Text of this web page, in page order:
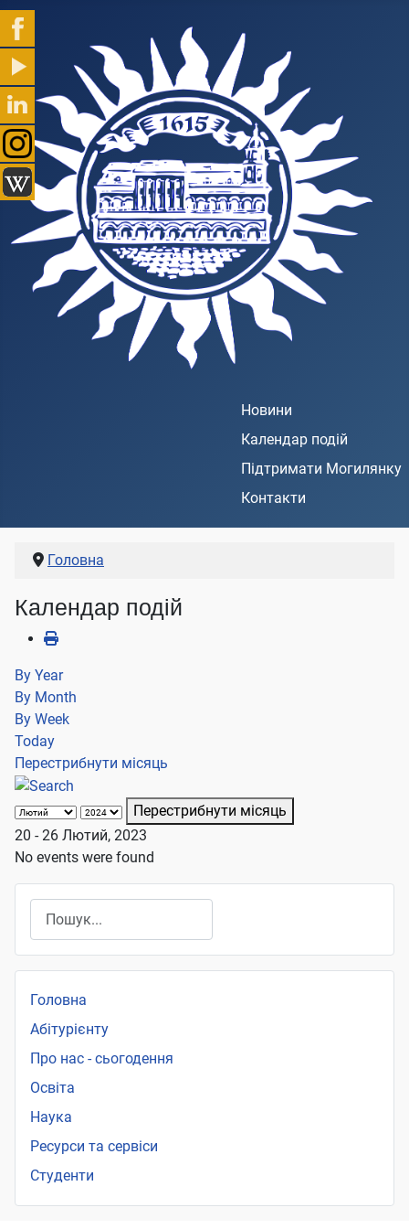
Новини
Календар подій
Підтримати Могилянку
Контакти
Головна
Календар подій
By Year
By Month
By Week
Today
Перестрибнути місяць
Перестрибнути місяць
20 - 26 Лютий, 2023
No events were found
Головна
Абітурієнту
Про нас - сьогодення
Освіта
Наука
Ресурси та сервіси
Студенти